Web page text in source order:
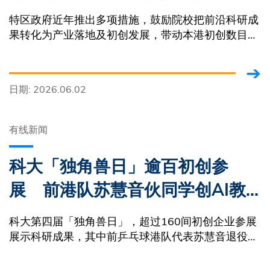
黄金期
特区政府近年推出多项措施，鼓励院校把前沿科研成
果转化为产业落地及初创发展，带动本港初创数目攀
日期: 2026.06.02
有线新闻
科大「独角兽日」逾百初创参
展 前港队苏慧音伙同学创AI教
育平台 忆重返校园「听唔明」
科大第四届「独角兽日」，超过160间初创企业参展
展示科研成果，其中前乒乓球港队代表苏慧音退役后